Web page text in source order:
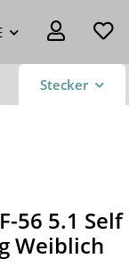
Stecker
56 5.1
Weiblich